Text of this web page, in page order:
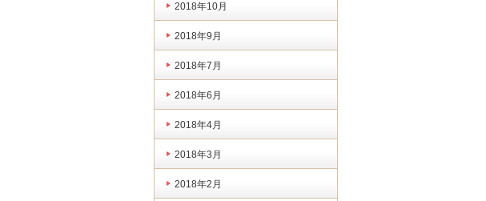
2018年10月
2018年9月
2018年7月
2018年6月
2018年4月
2018年3月
2018年2月